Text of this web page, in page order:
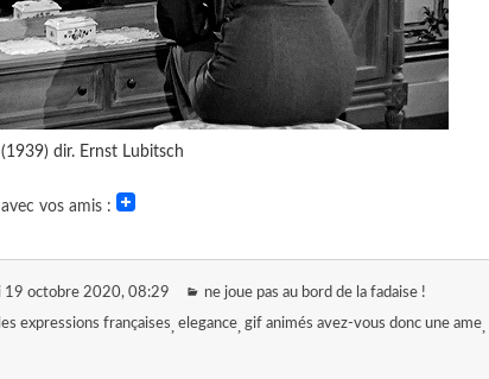
dir. Ernst Lubitsch
vos amis :
19 octobre 2020, 08:29 ne joue pas au bord de la fadaise !
expressions françaises elegance gif animés avez-vous donc une ame